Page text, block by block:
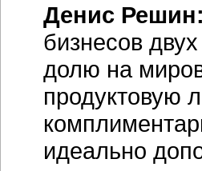
Денис Решин:
бизнесов
долю на
продуктовую
идеально